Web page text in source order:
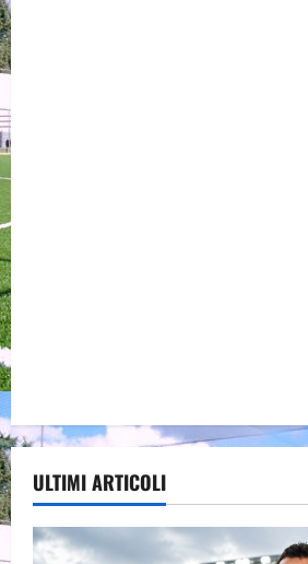
ULTIMI ARTICOLI